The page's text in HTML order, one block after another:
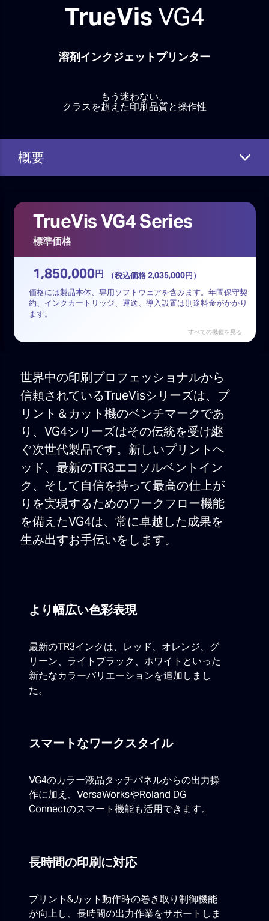
TrueVisVG4
溶剤インクジェットプリンター
もう迷わない。
クラスを超えた印刷品質と操作性
概要
TrueVis VG4 Series
標準価格
1,850,000円 （税込価格 2,035,000円）
すべての機種を見る
TrueVis TrueVis
VG4-540
価格には製品本体、専用ソフトウェアを含みます。年間保守契
約、インクカートリッジ、運送、導入設置は別途料金がかかり
ます。
世界中の印刷プロフェッショナルから
信頼されているTrueVisシリーズは、プ
リント＆カット機のベンチマークであ
り、VG4シリーズはその伝統を受け継
ぐ次世代製品です。新しいプリントヘ
ッド、最新のTR3エコソルベントイン
ク、そして自信を持って最高の仕上が
りを実現するためのワークフロー機能
を備えたVG4は、常に卓越した成果を
生み出すお手伝いをします。
より幅広い色彩表現
最新のTR3インクは、レッド、オレンジ、グ
リーン、ライトブラック、ホワイトといった
新たなカラーバリエーションを追加しまし
た。
スマートなワークスタイル
VG4のカラー液晶タッチパネルからの出力操
作に加え、VersaWorksやRoland DG
Connectのスマート機能も活用できます。
長時間の印刷に対応
プリント&カット動作時の巻き取り制御機能
が向上し、長時間の出力作業をサポートしま